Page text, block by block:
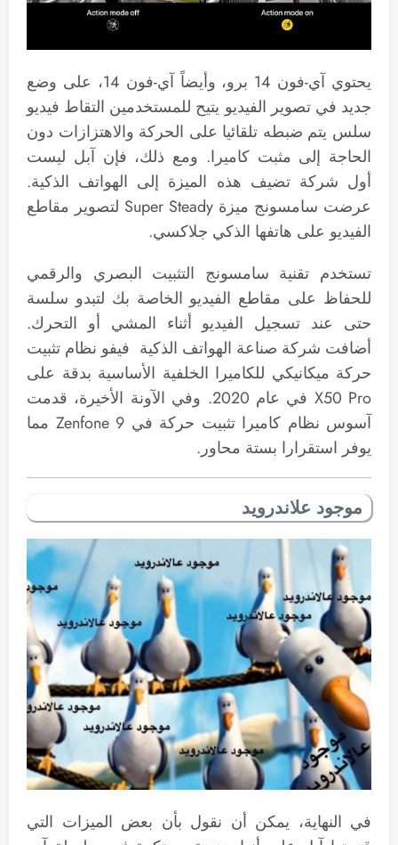
يحتوي آي-فون 14 برو، وأيضاً آي-فون 14، على وضع
جديد في تصوير الفيديو يتيح للمستخدمين التقاط فيديو
سلس يتم ضبطه تلقائيا على الحركة والاهتزازات دون
الحاجة إلى مثبت كاميرا. ومع ذلك، فإن آبل ليست
أول شركة تضيف هذه الميزة إلى الهواتف الذكية.
عرضت سامسونج ميزة Super Steady لتصوير مقاطع
الفيديو على هاتفها الذكي جلاكسي.
تستخدم تقنية سامسونج التثبيت البصري والرقمي
للحفاظ على مقاطع الفيديو الخاصة بك لتبدو سلسة
حتى عند تسجيل الفيديو أثناء المشي أو التحرك.
أضافت شركة صناعة الهواتف الذكية فيفو نظام تثبيت
حركة ميكانيكي للكاميرا الخلفية الأساسية بدقة على
X50 Pro في عام 2020. وفي الآونة الأخيرة، قدمت
آسوس نظام كاميرا تثبيت حركة في Zenfone 9 مما
يوفر استقرارا بستة محاور.
موجود علاندرويد
في النهاية، يمكن أن نقول بأن بعض الميزات التي